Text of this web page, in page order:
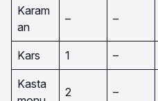
Karam
an
– –
Kars 1 –
Kasta
2 –